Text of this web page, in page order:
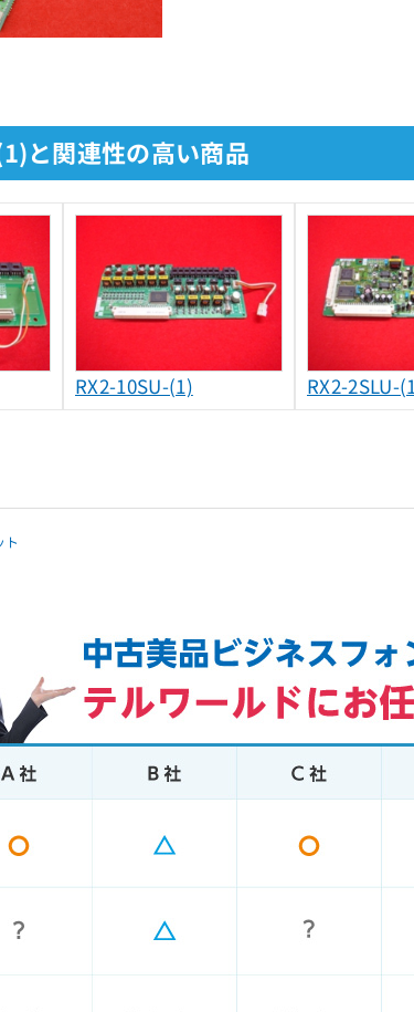
と関連性の高い商品
RX2-10SU-(1) RX2-2SLU-
ト